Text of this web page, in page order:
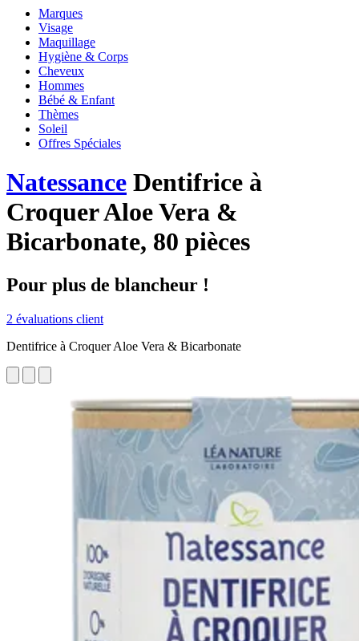
Marques
Visage
Maquillage
Hygiène & Corps
Cheveux
Hommes
Bébé & Enfant
Thèmes
Soleil
Offres Spéciales
Natessance Dentifrice à
Croquer Aloe Vera &
Bicarbonate, 80 pièces
Pour plus de blancheur !
2 évaluations client
Dentifrice à Croquer Aloe Vera & Bicarbonate